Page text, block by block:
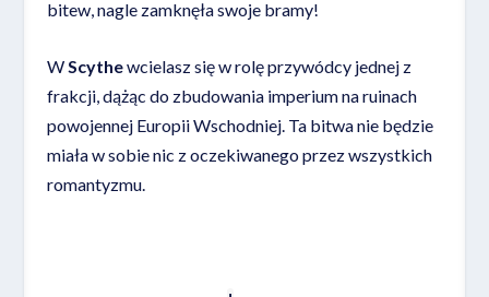
bitew, nagle zamknęła swoje bramy!
WScythewcielasz się w rolę przywódcy jednej z
frakcji, dążąc do zbudowania imperium na ruinach
powojennej Europii Wschodniej. Ta bitwa nie będzie
miała w sobie nic z oczekiwanego przez wszystkich
romantyzmu.